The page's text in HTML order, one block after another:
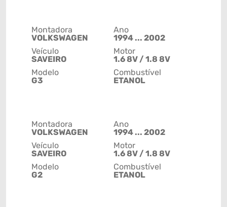
Montadora
VOLKSWAGEN
Veículo
SAVEIRO
Modelo
G3
Ano
1994 ... 2002
Motor
1.6 8V / 1.8 8V
Combustível
ETANOL
Montadora
VOLKSWAGEN
Veículo
SAVEIRO
Modelo
G2
Ano
1994 ... 2002
Motor
1.6 8V / 1.8 8V
Combustível
ETANOL